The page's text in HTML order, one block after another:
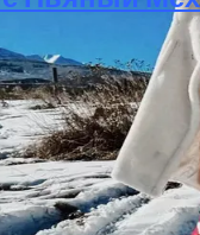
ДТП На